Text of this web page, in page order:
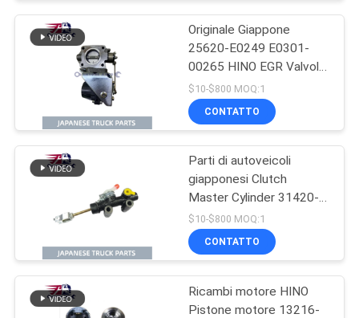
ISUZU Engine Parts
62
Isuzu Brake Parts
Originale Giappone
25620-E0249 E0301-
00265 HINO EGR Valvola
di scarico Assy per HINO
300 J05E J08E SK350-
10 Turck Ricambi per
qualità
$10-$800 MOQ:1
CONTATTO
Parti di autoveicoli
giapponesi Clutch
Master Cylinder 31420-
37141 31420-37142 Per
HINO 300 DYNA N04C
Truck Hino Motor Parts
$10-$800 MOQ:1
CONTATTO
Ricambi motore HINO
Pistone motore 13216-